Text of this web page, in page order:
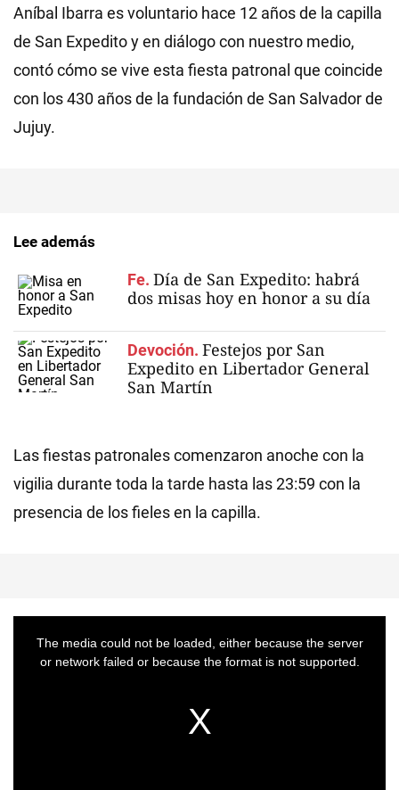
Aníbal Ibarra es voluntario hace 12 años de la capilla
de San Expedito y en diálogo con nuestro medio,
contó cómo se vive esta fiesta patronal que coincide
con los 430 años de la fundación de San Salvador de
Jujuy.
Lee además
Fe. Día de San Expedito: habrá
dos misas hoy en honor a su día
Devoción. Festejos por San
Expedito en Libertador General
San Martín
Las fiestas patronales comenzaron anoche con la
vigilia durante toda la tarde hasta las 23:59 con la
presencia de los fieles en la capilla.